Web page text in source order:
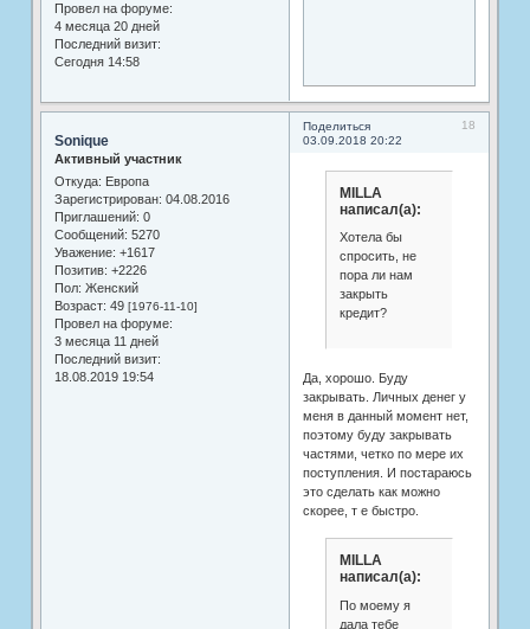
Провел на форуме:
4 месяца 20 дней
Последний визит:
Сегодня 14:58
Поделиться
18
03.09.2018 20:22
Sonique
Активный участник
Откуда: Европа
Зарегистрирован: 04.08.2016
Приглашений: 0
Сообщений: 5270
Уважение: +1617
Позитив: +2226
Пол: Женский
Возраст: 49 [1976-11-10]
Провел на форуме:
3 месяца 11 дней
Последний визит:
18.08.2019 19:54
MILLA
написал(а):
Хотела бы
спросить, не
пора ли нам
закрыть
кредит?
Да, хорошо. Буду
закрывать. Личных денег у
меня в данный момент нет,
поэтому буду закрывать
частями, четко по мере их
поступления. И постараюсь
это сделать как можно
скорее, т е быстро.
MILLA
написал(а):
По моему я
дала тебе